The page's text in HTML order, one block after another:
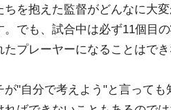
ちを抱えた監督がどんなに大
。でも、試合中は必ず11個目
プレーヤーになることはでき
"自分で考えよう"と言っても